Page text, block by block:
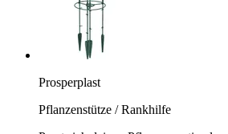
Prosperplast
Pflanzenstütze / Rankhilfe